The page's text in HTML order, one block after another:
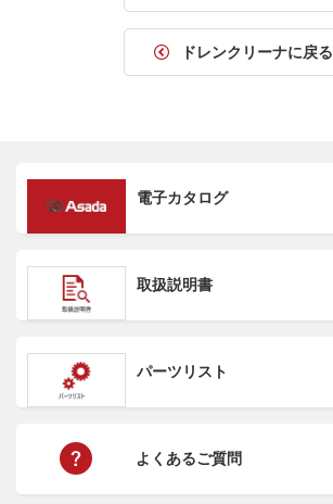
ドレンクリーナに戻る
電子カタログ
取扱説明書
パーツリスト
よくあるご質問